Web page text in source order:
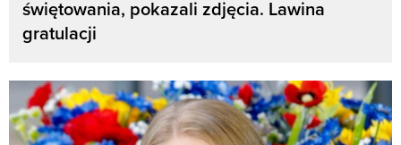
świętowania, pokazali zdjęcia. Lawina
gratulacji